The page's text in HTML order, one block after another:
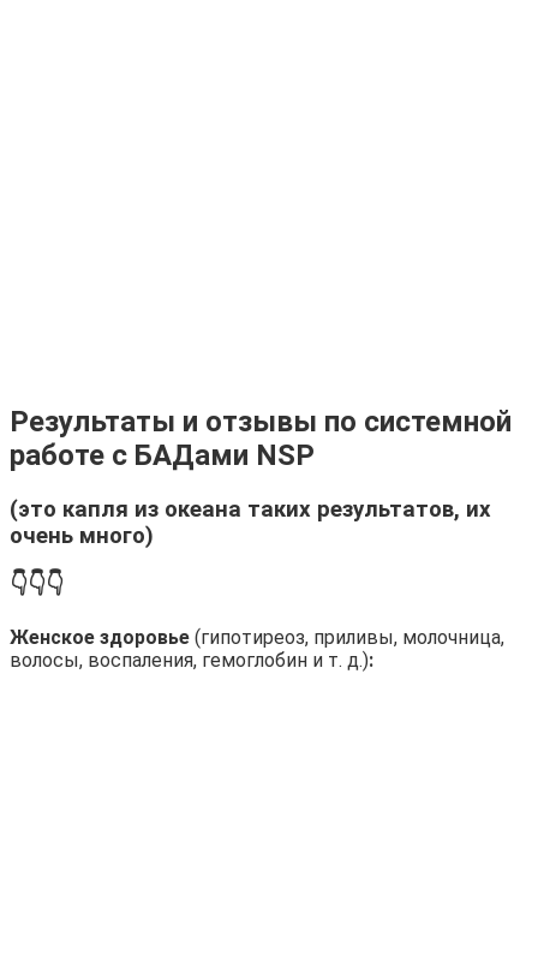
Результаты и отзывы по системной
работе с БАДами NSP
(это капля из океана таких результатов, их
очень много)
👇👇👇
Женское здоровье (гипотиреоз, приливы, молочница,
волосы, воспаления, гемоглобин и т. д.):